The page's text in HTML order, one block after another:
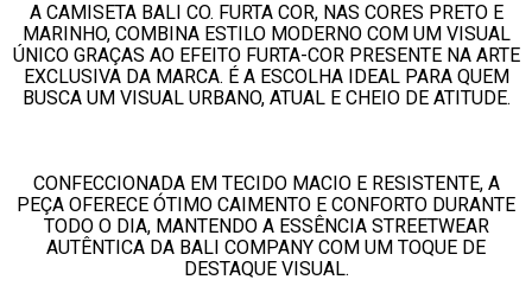
A CAMISETA BALI CO. FURTA COR, NAS CORES PRETO E
MARINHO, COMBINA ESTILO MODERNO COM UM VISUAL
ÚNICO GRAÇAS AO EFEITO FURTA-COR PRESENTE NA ARTE
EXCLUSIVA DA MARCA. É A ESCOLHA IDEAL PARA QUEM
BUSCA UM VISUAL URBANO, ATUAL E CHEIO DE ATITUDE.
CONFECCIONADA EM TECIDO MACIO E RESISTENTE, A
PEÇA OFERECE ÓTIMO CAIMENTO E CONFORTO DURANTE
TODO O DIA, MANTENDO A ESSÊNCIA STREETWEAR
AUTÊNTICA DA BALI COMPANY COM UM TOQUE DE
DESTAQUE VISUAL.